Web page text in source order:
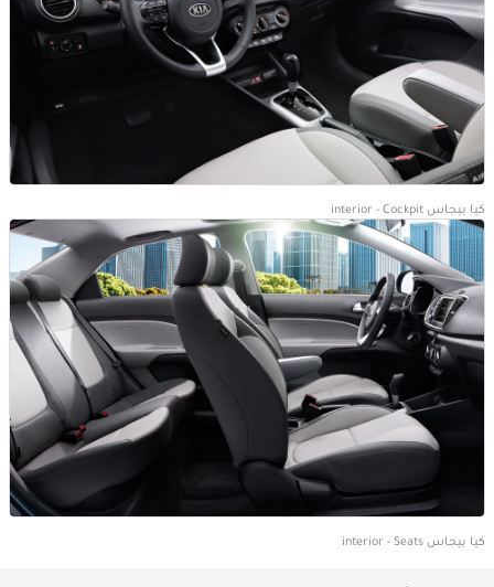
كيا بيجاس interior - Cockpit
كيا بيجاس interior - Seats